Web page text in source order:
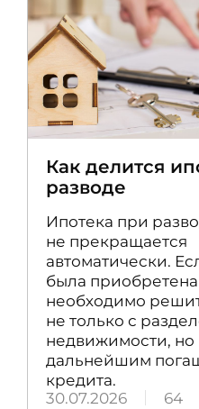
Как делится
разводе
Ипотека при
не прекращается
автоматически.
была приобретена
необходимо
не только с
недвижимости, но
дальнейшим
кредита.
30.07.2026
64